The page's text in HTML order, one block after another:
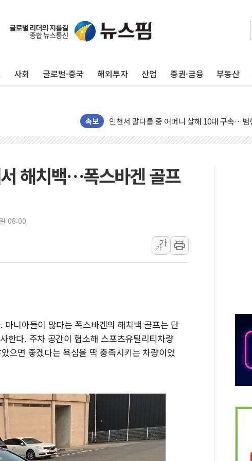
사회 글로벌·중국 해외투자 산업 증권·금융 부동산
속보
[종합] 김민석, 정청래에 누적 '1.48%p' 차 선
김민석, 강원·대구·경북 경선서 정청래에
[속보] 민주, 강원·대구·경북 경선 결과...김
[속보] 민주, 대구 경선 결과 발표...정청래
[속보] 민주, 강원 경선 결과 발표...김민석
인천시 광복절 현수막 '태극기 거꾸로' 논란…
병무청, 보충역 전면 손질… 예술·체육요원 최
여야, 황희 '버스 하우스' 공방…野 "청년 우
풀무원재단, '국제과학연극제 2026'서 어린
현대그린푸드 '텍사스로드하우스' 잠실점,
與 "세제개편안 8월 말 당정 조율 완료…초
해치백…폭스바겐 골프
08:00
가
가
니아들이 많다는 폭스바겐의 해치백 골프는 단
한다. 주차 공간이 협소해 스포츠유틸리티차량
으면 좋겠다는 욕심을 딱 충족시키는 차량이었